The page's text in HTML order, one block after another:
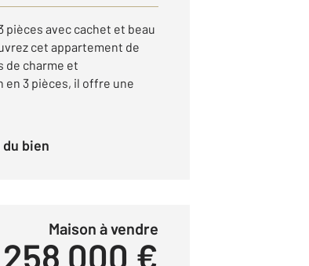
pièces avec cachet et beau
cet appartement de
de charme et
3 pièces, il offre une
du bien
Maison à vendre
258 000 €